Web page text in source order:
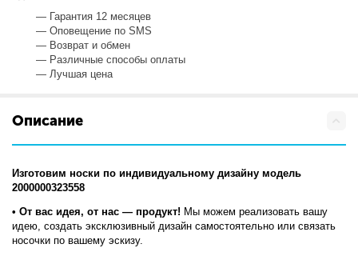
— Гарантия 12 месяцев
— Оповещение по SMS
— Возврат и обмен
— Различные способы оплаты
— Лучшая цена
Описание
Изготовим носки по индивидуальному дизайну модель
2000000323558
• От вас идея, от нас — продукт! Мы можем реализовать вашу
идею, создать эксклюзивный дизайн самостоятельно или связать
носочки по вашему эскизу.